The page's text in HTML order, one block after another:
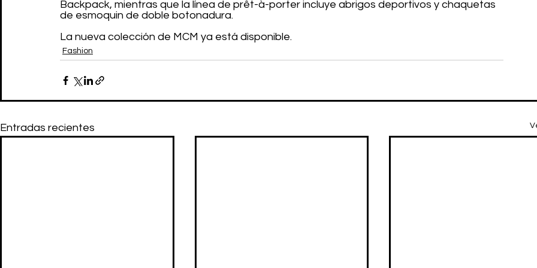
Backpack, mientras que la línea de prêt-à-porter incluye abrigos deportivos y chaquetas
de esmoquin de doble botonadura.
La nueva colección de MCM ya está disponible.
Fashion
Entradas recientes